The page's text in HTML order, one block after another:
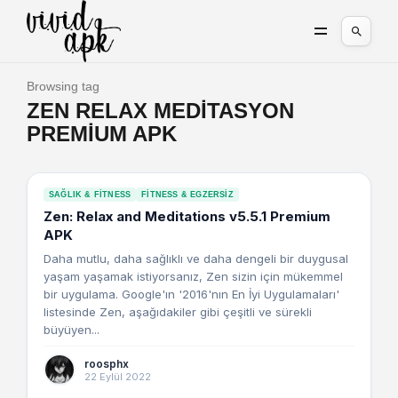
Browsing tag
ZEN RELAX MEDITASYON
PREMIUM APK
SAĞLIK & FITNESS FITNESS & EGZERSIZ
Zen: Relax and Meditations v5.5.1 Premium
APK
Daha mutlu, daha sağlıklı ve daha dengeli bir duygusal
yaşam yaşamak istiyorsanız, Zen sizin için mükemmel
bir uygulama. Google'ın '2016'nın En İyi Uygulamaları'
listesinde Zen, aşağıdakiler gibi çeşitli ve sürekli
büyüyen...
roosphx
22 Eylül 2022